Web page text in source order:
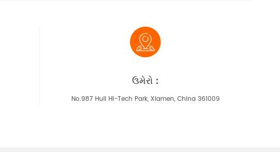
ઉમેરો :
No.987 Huli Hi-Tech Park, Xiamen, China 361009